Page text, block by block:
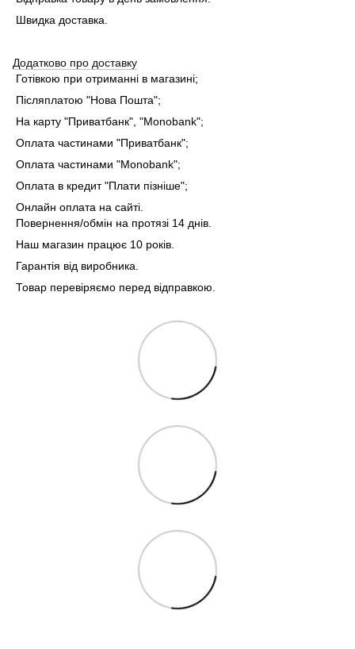
Швидка доставка.
Додатково про доставку
Готівкою при отриманні в магазині;
Післяплатою "Нова Пошта";
На карту "Приватбанк", "Monobank";
Оплата частинами "Приватбанк";
Оплата частинами "Monobank";
Оплата в кредит "Плати пізніше";
Онлайн оплата на сайті.
Повернення/обмін на протязі 14 днів.
Наш магазин працює 10 років.
Гарантія від виробника.
Товар перевіряємо перед відправкою.